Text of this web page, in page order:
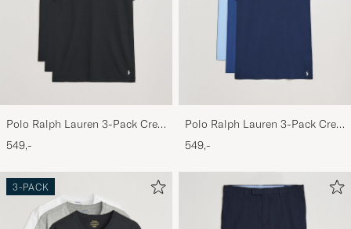
Polo Ralph Lauren 3-Pack Crew
Neck T-Shirt Black
549,-
Polo Ralph Lauren 3-Pack Crew
Neck T-Shirt Navy/Light
Navy/Elite Blue
549,-
3-PACK